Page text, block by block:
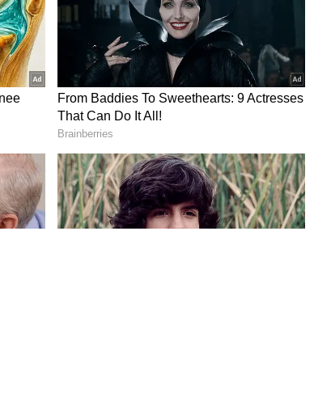
ಬಳಿಕ ಜೊಸೆಫ್ ವಿಜಯ್ ಕೈಗೆ ದಾರ ಕಟ್ಟಿದ್ದರು. ಈ ಕುರಿತು
ಬಂದಾಗ ದಾರಕಟ್ಟುವ ಪದ್ಧತಿ ಇದೆ. ಎದುರಾಳಿಗಳ ದೃಷ್ಟಿ
ಯಡಿಯೂರಪ್ಪ, ಕುಮಾರಸ್ವಾಮಿ ಸೇರಿದಂತೆ ಎಲ್ಲರಿಗೂ ನಾವು
ಎಂದು ವಿಜಯ್ ಬಳಿ ಕೇಳಿದ್ದೆ. ಇದಕ್ಕೆ ವಿಜಯ್ ಸಮ್ಮತಿಸಿದ್ದರು.
ಸುರೇಶ್ ಭಟ್ ಹೇಳಿದ್ದಾರೆ.